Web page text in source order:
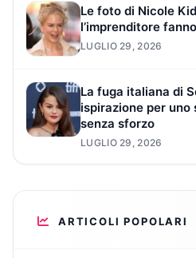
Le foto di Nicole
l’imprenditore
LUGLIO 29, 2026
La fuga italiana di
ispirazione per
senza sforzo
LUGLIO 29, 2026
ARTICOLI POPOLARI